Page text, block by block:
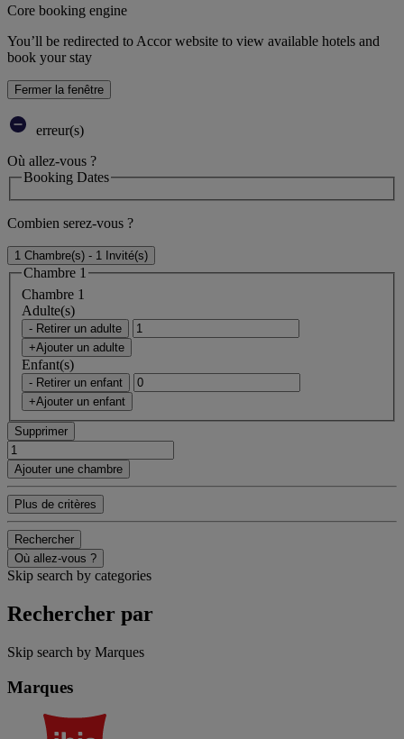
Core booking engine
You’ll be redirected to Accor website to view available hotels and
book your stay
Fermer la fenêtre
erreur(s)
Où allez-vous ?
Booking Dates
Combien serez-vous ?
1 Chambre(s) - 1 Invité(s)
Chambre 1
Chambre 1
Adulte(s)
- Retirer un adulte
+Ajouter un adulte
Enfant(s)
- Retirer un enfant
+Ajouter un enfant
Supprimer
Ajouter une chambre
Plus de critères
Rechercher
Où allez-vous ?
Skip search by categories
Rechercher par
Skip search by Marques
Marques